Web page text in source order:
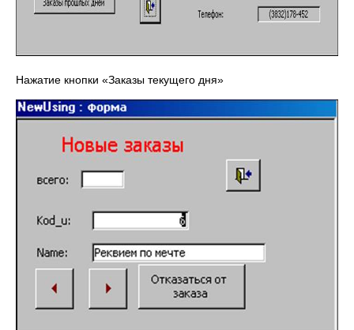
Нажатие кнопки «Заказы текущего дня»